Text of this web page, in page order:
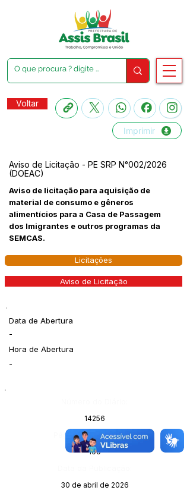
Voltar
Imprimir
Aviso de Licitação - PE SRP N°002/2026
(DOEAC)
Aviso de licitação para aquisição de
material de consumo e gêneros
alimentícios para a Casa de Passagem
dos Imigrantes e outros programas da
SEMCAS.
Licitações
Aviso de Licitação
Data de Abertura
-
Hora de Abertura
-
14256
Página da Publicação:
100
30 de abril de 2026